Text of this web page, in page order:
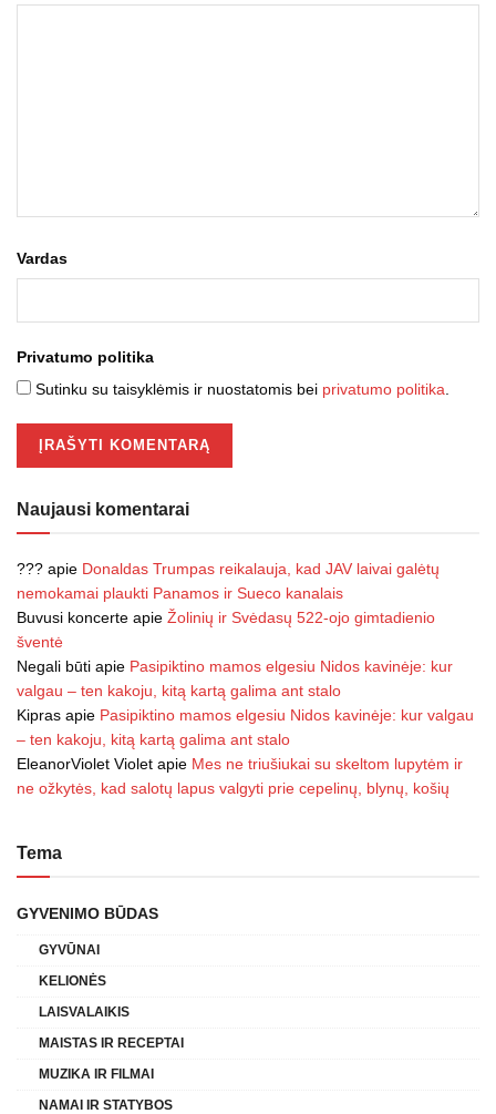
Vardas
Privatumo politika
Sutinku su taisyklėmis ir nuostatomis bei privatumo politika
Naujausi komentarai
??? apie Donaldas Trumpas reikalauja, kad JAV laivai galėtų
nemokamai plaukti Panamos ir Sueco kanalais
Buvusi koncerte apie Žolinių ir Svėdasų 522-ojo gimtadienio
šventė
Negali būti apie Pasipiktino mamos elgesiu Nidos kavinėje: kur
valgau – ten kakoju, kitą kartą galima ant stalo
Kipras apie Pasipiktino mamos elgesiu Nidos kavinėje: kur valgau
– ten kakoju, kitą kartą galima ant stalo
EleanorViolet Violet apie Mes ne triušiukai su skeltom lupytėm ir
ne ožkytės, kad salotų lapus valgyti prie cepelinų, blynų, košių
Tema
GYVENIMO BŪDAS
GYVŪNAI
KELIONĖS
LAISVALAIKIS
MAISTAS IR RECEPTAI
MUZIKA IR FILMAI
NAMAI IR STATYBOS